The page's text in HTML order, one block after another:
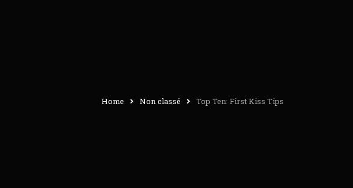
Home Non classé Top Ten: First Kiss Tips